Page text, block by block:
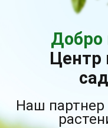
Добро
Центр
Наш